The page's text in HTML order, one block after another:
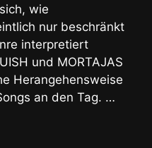
wie
nur beschränkt
interpretiert
und MORTAJAS
Herangehensweise
an den Tag. …